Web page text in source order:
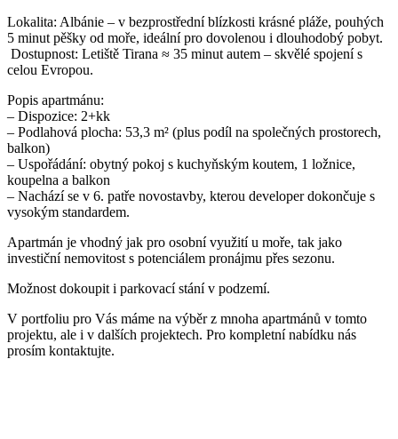
Lokalita: Albánie – v bezprostřední blízkosti krásné pláže, pouhých
5 minut pěšky od moře, ideální pro dovolenou i dlouhodobý pobyt.
️ Dostupnost: Letiště Tirana ≈ 35 minut autem – skvělé spojení s
celou Evropou.
Popis apartmánu:
– Dispozice: 2+kk
– Podlahová plocha: 53,3 m² (plus podíl na společných prostorech,
balkon)
– Uspořádání: obytný pokoj s kuchyňským koutem, 1 ložnice,
koupelna a balkon
– Nachází se v 6. patře novostavby, kterou developer dokončuje s
vysokým standardem.
Apartmán je vhodný jak pro osobní využití u moře, tak jako
investiční nemovitost s potenciálem pronájmu přes sezonu.
Možnost dokoupit i parkovací stání v podzemí.
V portfoliu pro Vás máme na výběr z mnoha apartmánů v tomto
projektu, ale i v dalších projektech. Pro kompletní nabídku nás
prosím kontaktujte.